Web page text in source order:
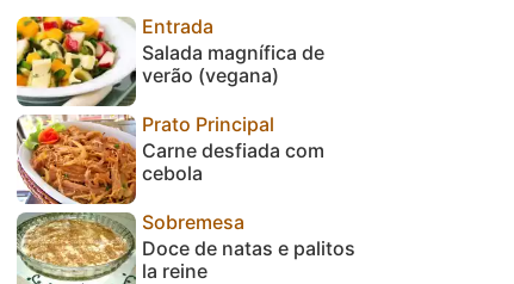
Entrada
Salada magnífica de
verão (vegana)
Prato Principal
Carne desfiada com
cebola
Sobremesa
Doce de natas e palitos
la reine